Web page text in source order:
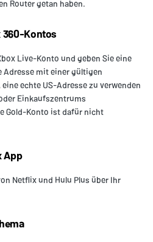
Router getan haben.
360-Kontos
Live-Konto und geben Sie eine
mit einer gültigen
echte US-Adresse zu verwenden
Einkaufszentrums
Gold-Konto ist dafür nicht
App
Netflix und Hulu Plus über Ihr